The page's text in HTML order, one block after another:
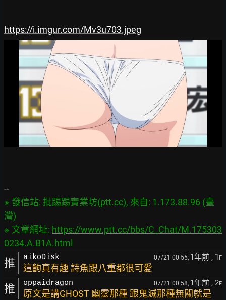
https://i.imgur.com/Mv3u703.jpeg
※ 發信站: 批踢踢實業坊(ptt.cc), 來自: 1.173.88.96 (臺
灣)
※ 文章網址: https://www.ptt.cc/bbs/C_Chat/M.175303
0234.A.B1A.html
推 aikoDisk 07/21 00:55, 1年前 , 1 F
這齣真有趣 詩魚跟八重都很可愛
推 oppaidragon 07/21 00:58, 1年前 , 2F
原文是講GHOST 幽靈那種 跟鬼滅那種無關就是